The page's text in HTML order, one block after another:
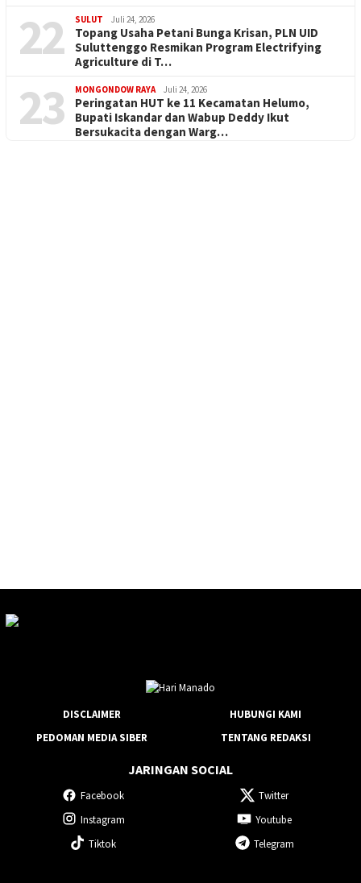
22 SULUT Juli 24, 2026
Topang Usaha Petani Bunga Krisan, PLN UID
Suluttenggo Resmikan Program Electrifying
Agriculture di T…
23 MONGONDOW RAYA Juli 24, 2026
Peringatan HUT ke 11 Kecamatan Helumo,
Bupati Iskandar dan Wabup Deddy Ikut
Bersukacita dengan Warg…
DISCLAIMER
HUBUNGI KAMI
PEDOMAN MEDIA SIBER
TENTANG REDAKSI
JARINGAN SOCIAL
Facebook
Twitter
Instagram
Youtube
Tiktok
Telegram